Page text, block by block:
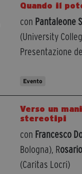
Quando il
con Pantaleone
(University
Presentazione
Evento
Verso un
stereotipi
con Francesco
Bologna), R
(Caritas Locri)